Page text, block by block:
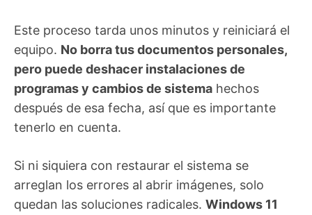
Este proceso tarda unos minutos y reiniciará el
equipo. No borra tus documentos personales,
pero puede deshacer instalaciones de
programas y cambios de sistema hechos
después de esa fecha, así que es importante
tenerlo en cuenta.
Si ni siquiera con restaurar el sistema se
arreglan los errores al abrir imágenes, solo
quedan las soluciones radicales. Windows 11